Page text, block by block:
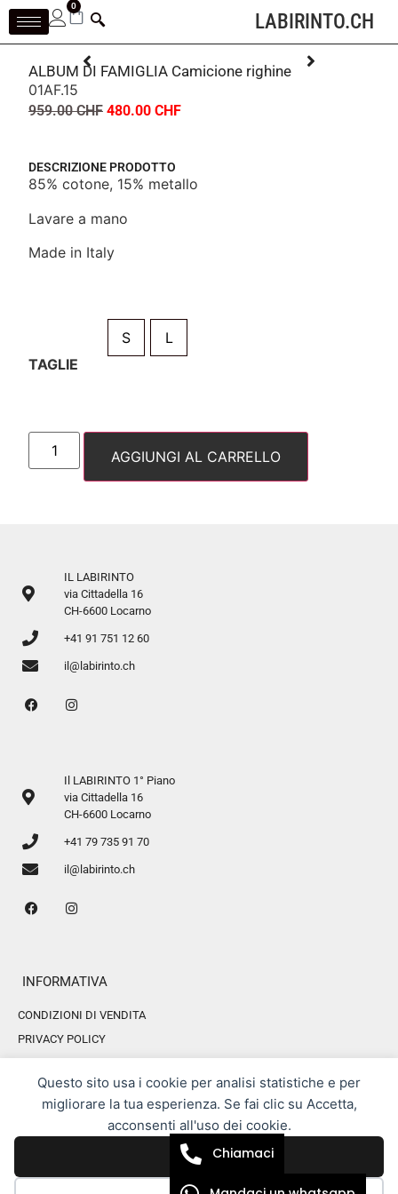
Questo sito usa i cookie per analisi statistiche e per
migliorare la tua esperienza. Se fai clic su Accetta,
acconsenti all'uso dei cookie.
Accetta
0
LABIRINTO.CH
ALBUM DI FAMIGLIA Camicione righine
01AF.15
959.00CHF 480.00 CHF
DESCRIZIONE PRODOTTO
85% cotone, 15% metallo
Lavare a mano
Made in Italy
TAGLIE
S L
AGGIUNGI AL CARRELLO
IL LABIRINTO
via Cittadella 16
CH-6600 Locarno
+41 91 751 12 60
il@labirinto.ch
Il LABIRINTO 1° Piano
via Cittadella 16
CH-6600 Locarno
+41 79 735 91 70
il@labirinto.ch
INFORMATIVA
CONDIZIONI DI VENDITA
PRIVACY POLICY
All rights reserved. LABIRINTO.CH
AREA RISERVATA
Webmaster by Swiss Web Studio Chiamaci